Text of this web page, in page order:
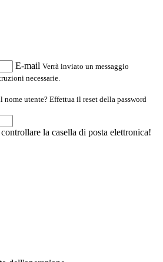
E-mail Verrà inviato un messaggio
necessarie.
nome utente? Effettua il reset della password
la casella di posta elettronica!